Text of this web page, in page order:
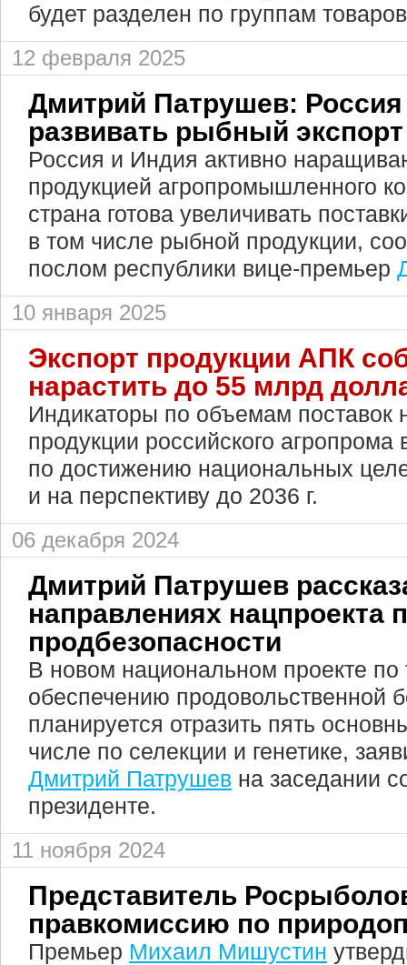
будет разделен по группам
12 февраля 2025
Дмитрий Патрушев: Россия
развивать рыбный
Россия и Индия активно
продукцией агропромышленного
страна готова увеличивать
в том числе рыбной продукции,
послом республики вице-премьер
10 января 2025
Экспорт продукции АПК
нарастить до 55 млрд
Индикаторы по объемам поставок
продукции российского
по достижению национальных
и на перспективу до 2036 г.
06 декабря 2024
Дмитрий Патрушев
направлениях нацпроекта
продбезопасности
В новом национальном проекте по
обеспечению продовольственной
планируется отразить пять
числе по селекции и генетике,
Дмитрий Патрушев на заседании
президенте.
11 ноября 2024
Представитель
правкомиссию по
Премьер Михаил Мишустин